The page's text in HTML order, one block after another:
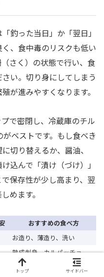
釣った当日」か「翌日」
、食中毒のリスクも低い
さく）の状態で行い、食
い。切り身にしてしまう
が進みやすくなります。
で密閉し、冷蔵庫のチル
ベストです。もし食べき
切り替えるか、醤油、
込んで「漬け（づけ）」
保存性が少し高まり、翌
めます。
おすすめの食べ方
お造り、薄造り、洗い
熟成刺身、カルパッチョ
漬け、加熱調理を推奨
トップ サイドバー